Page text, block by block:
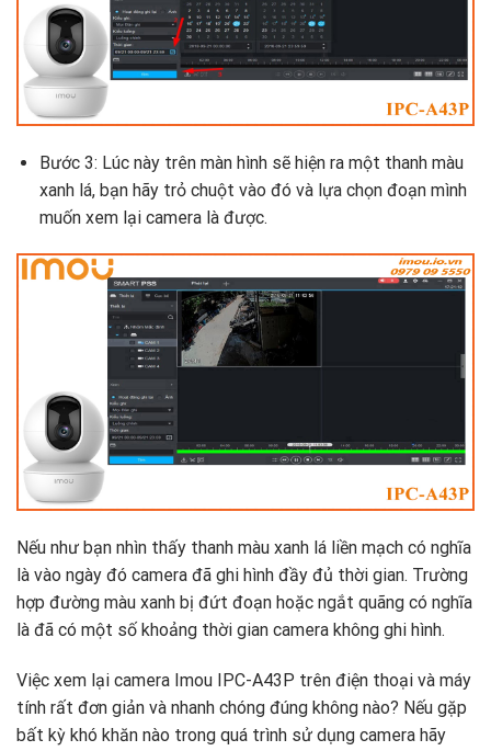
Bước 3: Lúc này trên màn hình sẽ hiện ra một thanh màu
xanh lá, bạn hãy trỏ chuột vào đó và lựa chọn đoạn mình
muốn xem lại camera là được.
Nếu như bạn nhìn thấy thanh màu xanh lá liền mạch có nghĩa
là vào ngày đó camera đã ghi hình đầy đủ thời gian. Trường
hợp đường màu xanh bị đứt đoạn hoặc ngắt quãng có nghĩa
là đã có một số khoảng thời gian camera không ghi hình.
Việc xem lại camera Imou IPC-A43P trên điện thoại và máy
tính rất đơn giản và nhanh chóng đúng không nào? Nếu gặp
bất kỳ khó khăn nào trong quá trình sử dụng camera hãy